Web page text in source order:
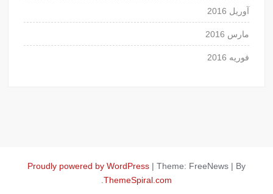
آوریل 2016
مارس 2016
فوریه 2016
Proudly powered by WordPress | Theme: FreeNews | By
ThemeSpiral.com